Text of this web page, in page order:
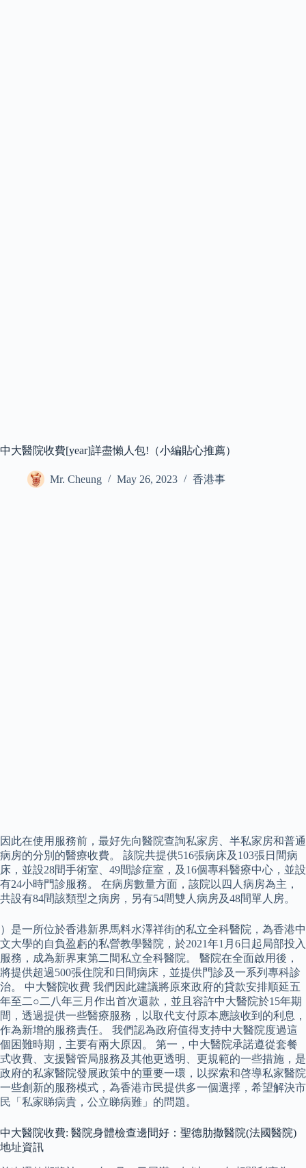
中大醫院收費[year]詳盡懶人包!（小編貼心推薦）
Mr. Cheung May 26, 2023 香港事
因此在使用服務前，最好先向醫院查詢私家房、半私家房和普通
病房的分別的醫療收費。 該院共提供516張病床及103張日間病
床，並設28間手術室、49間診症室，及16個專科醫療中心，並設
有24小時門診服務。 在病房數量方面，該院以四人病房為主，
共設有84間該類型之病房，另有54間雙人病房及48間單人房。
）是一所位於香港新界馬料水澤祥街的私立全科醫院，為香港中
文大學的自負盈虧的私營教學醫院，於2021年1月6日起局部投入
服務，成為新界東第二間私立全科醫院。 醫院在全面啟用後，
將提供超過500張住院和日間病床，並提供門診及一系列專科診
治。 中大醫院收費 我們因此建議將原來政府的貸款安排順延五
年至二○二八年三月作出首次還款，並且容許中大醫院於15年期
間，透過提供一些醫療服務，以取代支付原本應該收到的利息，
作為新增的服務責任。 我們認為政府值得支持中大醫院度過這
個困難時期，主要有兩大原因。 第一，中大醫院承諾遵從套餐
式收費、支援醫管局服務及其他更透明、更規範的一些措施，是
政府的私家醫院發展政策中的重要一環，以探索和啓導私家醫院
一些創新的服務模式，為香港市民提供多一個選擇，希望解決市
民「私家睇病貴，公立睇病難」的問題。
中大醫院收費: 醫院身體檢查邊間好：聖德肋撒醫院(法國醫院)
地址資訊